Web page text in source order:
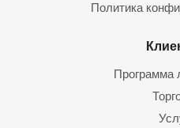
Политика
Программа